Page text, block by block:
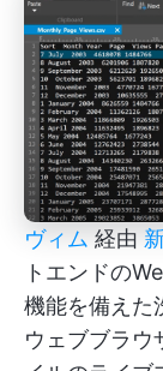
ヴィム 経由
トエンドの
機能を備えた
ウェブブラウ